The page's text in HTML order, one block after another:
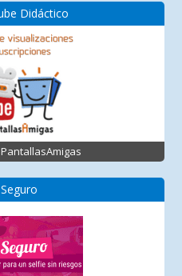
Didáctico